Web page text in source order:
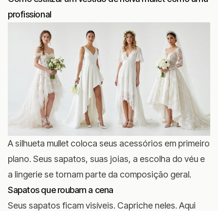
profissional
A silhueta mullet coloca seus acessórios em primeiro
plano. Seus sapatos, suas joias, a escolha do véu e
a lingerie se tornam parte da composição geral.
Sapatos que roubam a cena
Seus sapatos ficam visíveis. Capriche neles. Aqui